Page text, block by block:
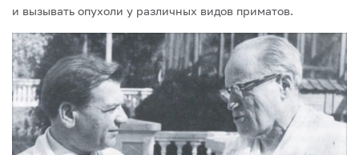
и вызы­вать опухоли у различных видов приматов.